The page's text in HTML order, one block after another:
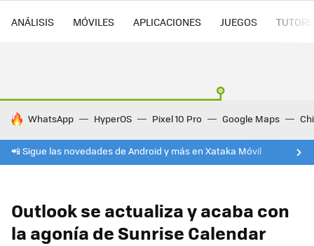
ANÁLISIS MÓVILES APLICACIONES JUEGOS
HOY SE HABLA DE
WhatsApp HyperOS Pixel 10 Pro Google Maps
📲 Sigue las novedades de Android y más en Xataka Móvil
Outlook se actualiza y acaba con
la agonía de Sunrise Calendar